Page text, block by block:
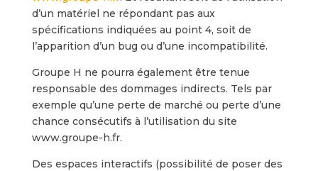
d’un matériel ne répondant pas aux
spécifications indiquées au point 4, soit de
l’apparition d’un bug ou d’une incompatibilité.
Groupe H ne pourra également être tenue
responsable des dommages indirects. Tels par
exemple qu’une perte de marché ou perte d’une
chance consécutifs à l’utilisation du site
www.groupe-h.fr.
Des espaces interactifs (possibilité de poser des